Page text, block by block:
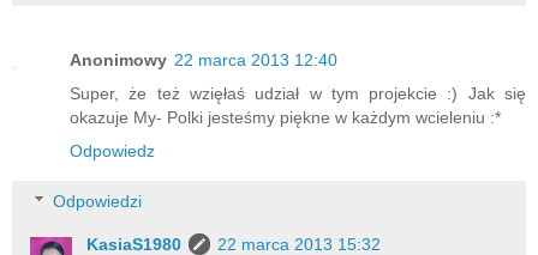
Anonimowy 22 marca 2013 12:40
Super, że też wzięłaś udział w tym projekcie :) Jak się
okazuje My- Polki jesteśmy piękne w każdym wcieleniu :*
Odpowiedz
Odpowiedzi
KasiaS1980
22 marca 2013 15:32